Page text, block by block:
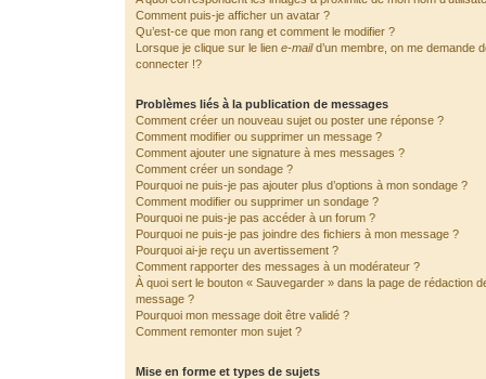
Comment puis-je afficher un avatar ?
Qu’est-ce que mon rang et comment le modifier ?
Lorsque je clique sur le lien e-maild’un membre, on me demande
connecter !?
Problèmes liés à la publication de messages
Comment créer un nouveau sujet ou poster une réponse ?
Comment modifier ou supprimer un message ?
Comment ajouter une signature à mes messages ?
Comment créer un sondage ?
Pourquoi ne puis-je pas ajouter plus d’options à mon sondage ?
Comment modifier ou supprimer un sondage ?
Pourquoi ne puis-je pas accéder à un forum ?
Pourquoi ne puis-je pas joindre des fichiers à mon message ?
Pourquoi ai-je reçu un avertissement ?
Comment rapporter des messages à un modérateur ?
À quoi sert le bouton « Sauvegarder » dans la page de rédaction
message ?
Pourquoi mon message doit être validé ?
Comment remonter mon sujet ?
Mise en forme et types de sujets